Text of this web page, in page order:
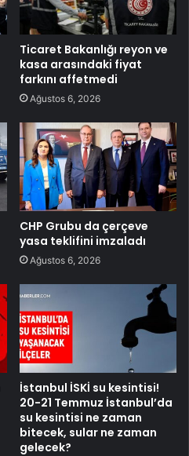
Ticaret Bakanlığı reyon ve
kasa arasındaki fiyat
farkını affetmedi
Ağustos 6, 2026
CHP Grubu da çerçeve
yasa teklifini imzaladı
Ağustos 6, 2026
İstanbul İSKİ su kesintisi!
20-21 Temmuz İstanbul’da
su kesintisi ne zaman
bitecek, sular ne zaman
gelecek?